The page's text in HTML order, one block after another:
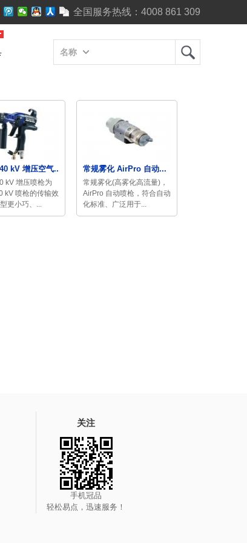
全国服务热线： 4008 861 309
名称
kV 增压空气...
kV 增压喷枪为
kV 喷枪的传输效
更小巧、...
常规雾化 AirPro 自动...
常规雾化(高雾化高流量)，
AirPro 自动喷枪，符合自动
化标准、广泛用于...
关注
手机冠品
轻松易点，迅速服务！